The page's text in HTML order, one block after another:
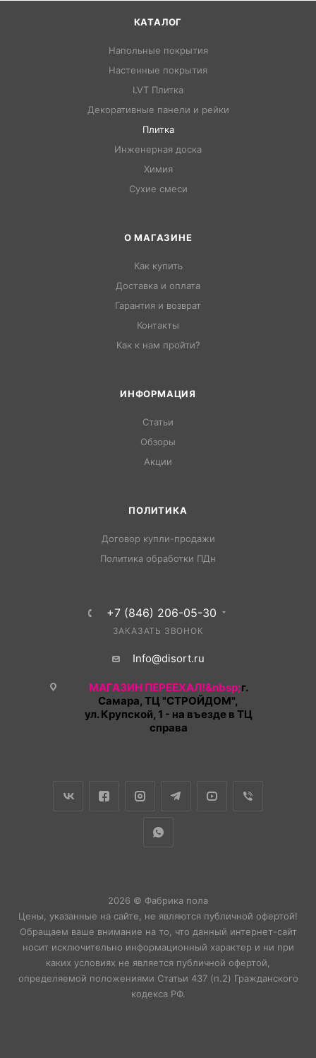
КАТАЛОГ
Напольные покрытия
Настенные покрытия
LVT Плитка
Декоративные панели и рейки
Плитка
Инженерная доска
Химия
Сухие смеси
О МАГАЗИНЕ
Как купить
Доставка и оплата
Гарантия и возврат
Контакты
Как к нам пройти?
ИНФОРМАЦИЯ
Статьи
Обзоры
Акции
ПОЛИТИКА
Договор купли-продажи
Политика обработки ПДн
+7 (846) 206-05-30
ЗАКАЗАТЬ ЗВОНОК
Info@disort.ru
МАГАЗИН ПЕРЕЕХАЛ!&nbsp;г.
Самара, ТЦ "СТРОЙДОМ",
ул. Крупской, 1 - на въезде в ТЦ
справа
2026 © Фабрика пола
Цены, указанные на сайте, не являются публичной офертой!
Обращаем ваше внимание на то, что данный интернет-сайт
носит исключительно информационный характер и ни при
каких условиях не является публичной офертой,
определяемой положениями Статьи 437 (п.2) Гражданского
кодекса РФ.